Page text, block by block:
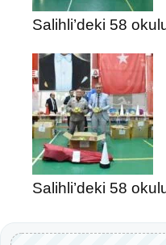
Salihli’deki 58
Salihli’deki 58